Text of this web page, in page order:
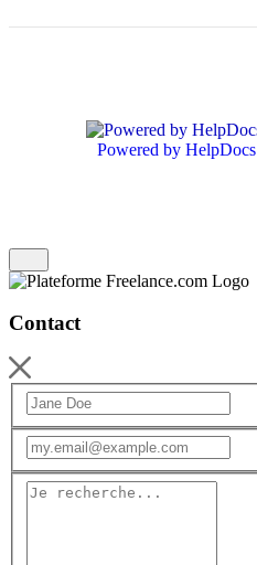
Powered by HelpDocs
Contact